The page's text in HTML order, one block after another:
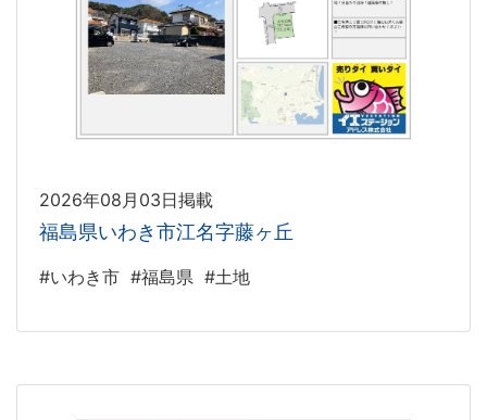
2026年08月03日掲載
福島県いわき市江名字藤ヶ丘
#いわき市 #福島県 #土地